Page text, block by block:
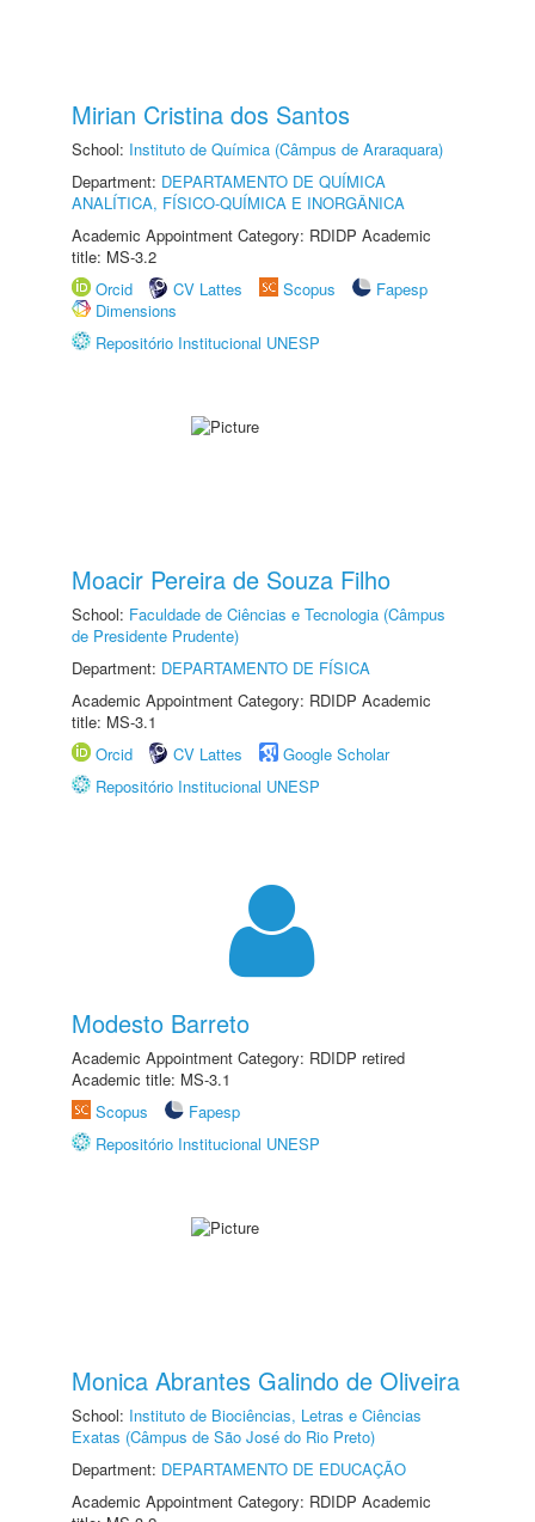
Mirian Cristina dos Santos
School: Instituto de Química (Câmpus de Araraquara)
Department: DEPARTAMENTO DE QUÍMICA
ANALÍTICA, FÍSICO-QUÍMICA E INORGÂNICA
Academic Appointment Category: RDIDP Academic
title: MS-3.2
Orcid
CV Lattes Scopus
Fapesp
Dimensions
Repositório Institucional UNESP
Moacir Pereira de Souza Filho
School: Faculdade de Ciências e Tecnologia (Câmpus
de Presidente Prudente)
Department: DEPARTAMENTO DE FÍSICA
Academic Appointment Category: RDIDP Academic
title: MS-3.1
Orcid
CV Lattes
Google Scholar
Repositório Institucional UNESP
Modesto Barreto
Academic Appointment Category: RDIDP retired
Academic title: MS-3.1
Scopus
Fapesp
Repositório Institucional UNESP
Monica Abrantes Galindo de Oliveira
School: Instituto de Biociências, Letras e Ciências
Exatas (Câmpus de São José do Rio Preto)
Department: DEPARTAMENTO DE EDUCAÇÃO
Academic Appointment Category: RDIDP Academic